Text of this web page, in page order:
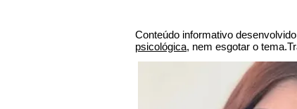
Conteúdo informativo
psicológica, nem esgotar o
Psicóloga SP, psicóloga perto de mim,
Cognitivo comportamental, Psicóloga